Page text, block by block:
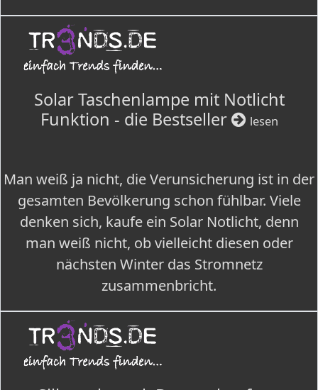
Solar Taschenlampe mit Notlicht
Funktion - die Bestseller
lesen
Man weiß ja nicht, die Verunsicherung ist in der
gesamten Bevölkerung schon fühlbar. Viele
denken sich, kaufe ein Solar Notlicht, denn
man weiß nicht, ob vielleicht diesen oder
nächsten Winter das Stromnetz
zusammenbricht.